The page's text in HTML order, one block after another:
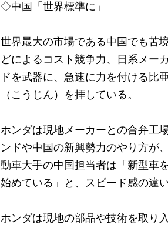
◇中国「世界標準に」
世界最大の市場である中国でも苦
どによるコスト競争力、日系メー
ドを武器に、急速に力を付ける比
（こうじん）を拝している。
ホンダは現地メーカーとの合弁工
ンドや中国の新興勢力のやり方が
動車大手の中国担当者は「新型車
始めている」と、スピード感の違
ホンダは現地の部品や技術を取り